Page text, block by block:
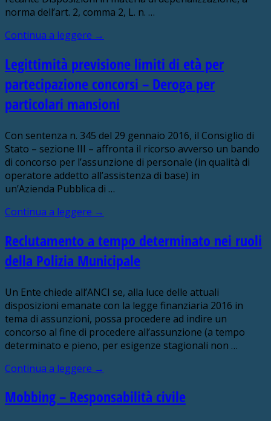
norma dell’art. 2, comma 2, L. n. …
Continua a leggere →
Legittimità previsione limiti di età per
partecipazione concorsi – Deroga per
particolari mansioni
Con sentenza n. 345 del 29 gennaio 2016, il Consiglio di
Stato – sezione III – affronta il ricorso avverso un bando
di concorso per l’assunzione di personale (in qualità di
operatore addetto all’assistenza di base) in
un’Azienda Pubblica di …
Continua a leggere →
Reclutamento a tempo determinato nei ruoli
della Polizia Municipale
Un Ente chiede all’ANCI se, alla luce delle attuali
disposizioni emanate con la legge finanziaria 2016 in
tema di assunzioni, possa procedere ad indire un
concorso al fine di procedere all’assunzione (a tempo
determinato e pieno, per esigenze stagionali non …
Continua a leggere →
Mobbing – Responsabilità civile